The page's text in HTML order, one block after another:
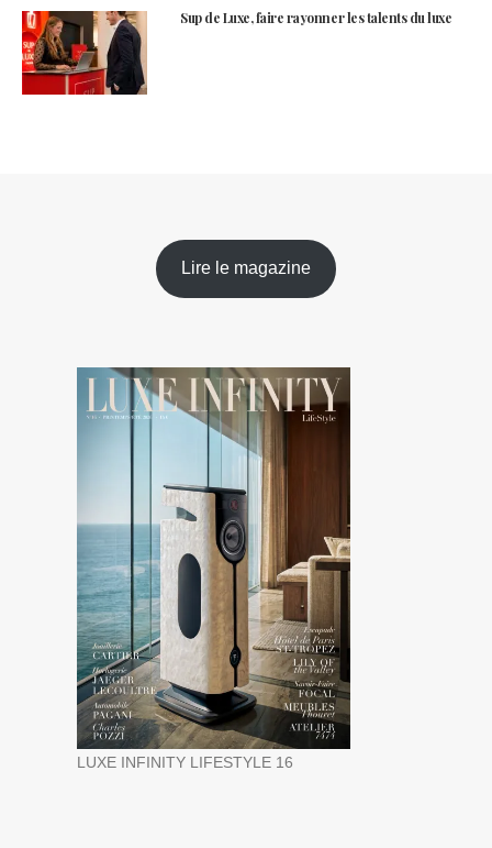
Sup de Luxe, faire rayonner les talents du luxe
Lire le magazine
LUXE INFINITY LIFESTYLE 16